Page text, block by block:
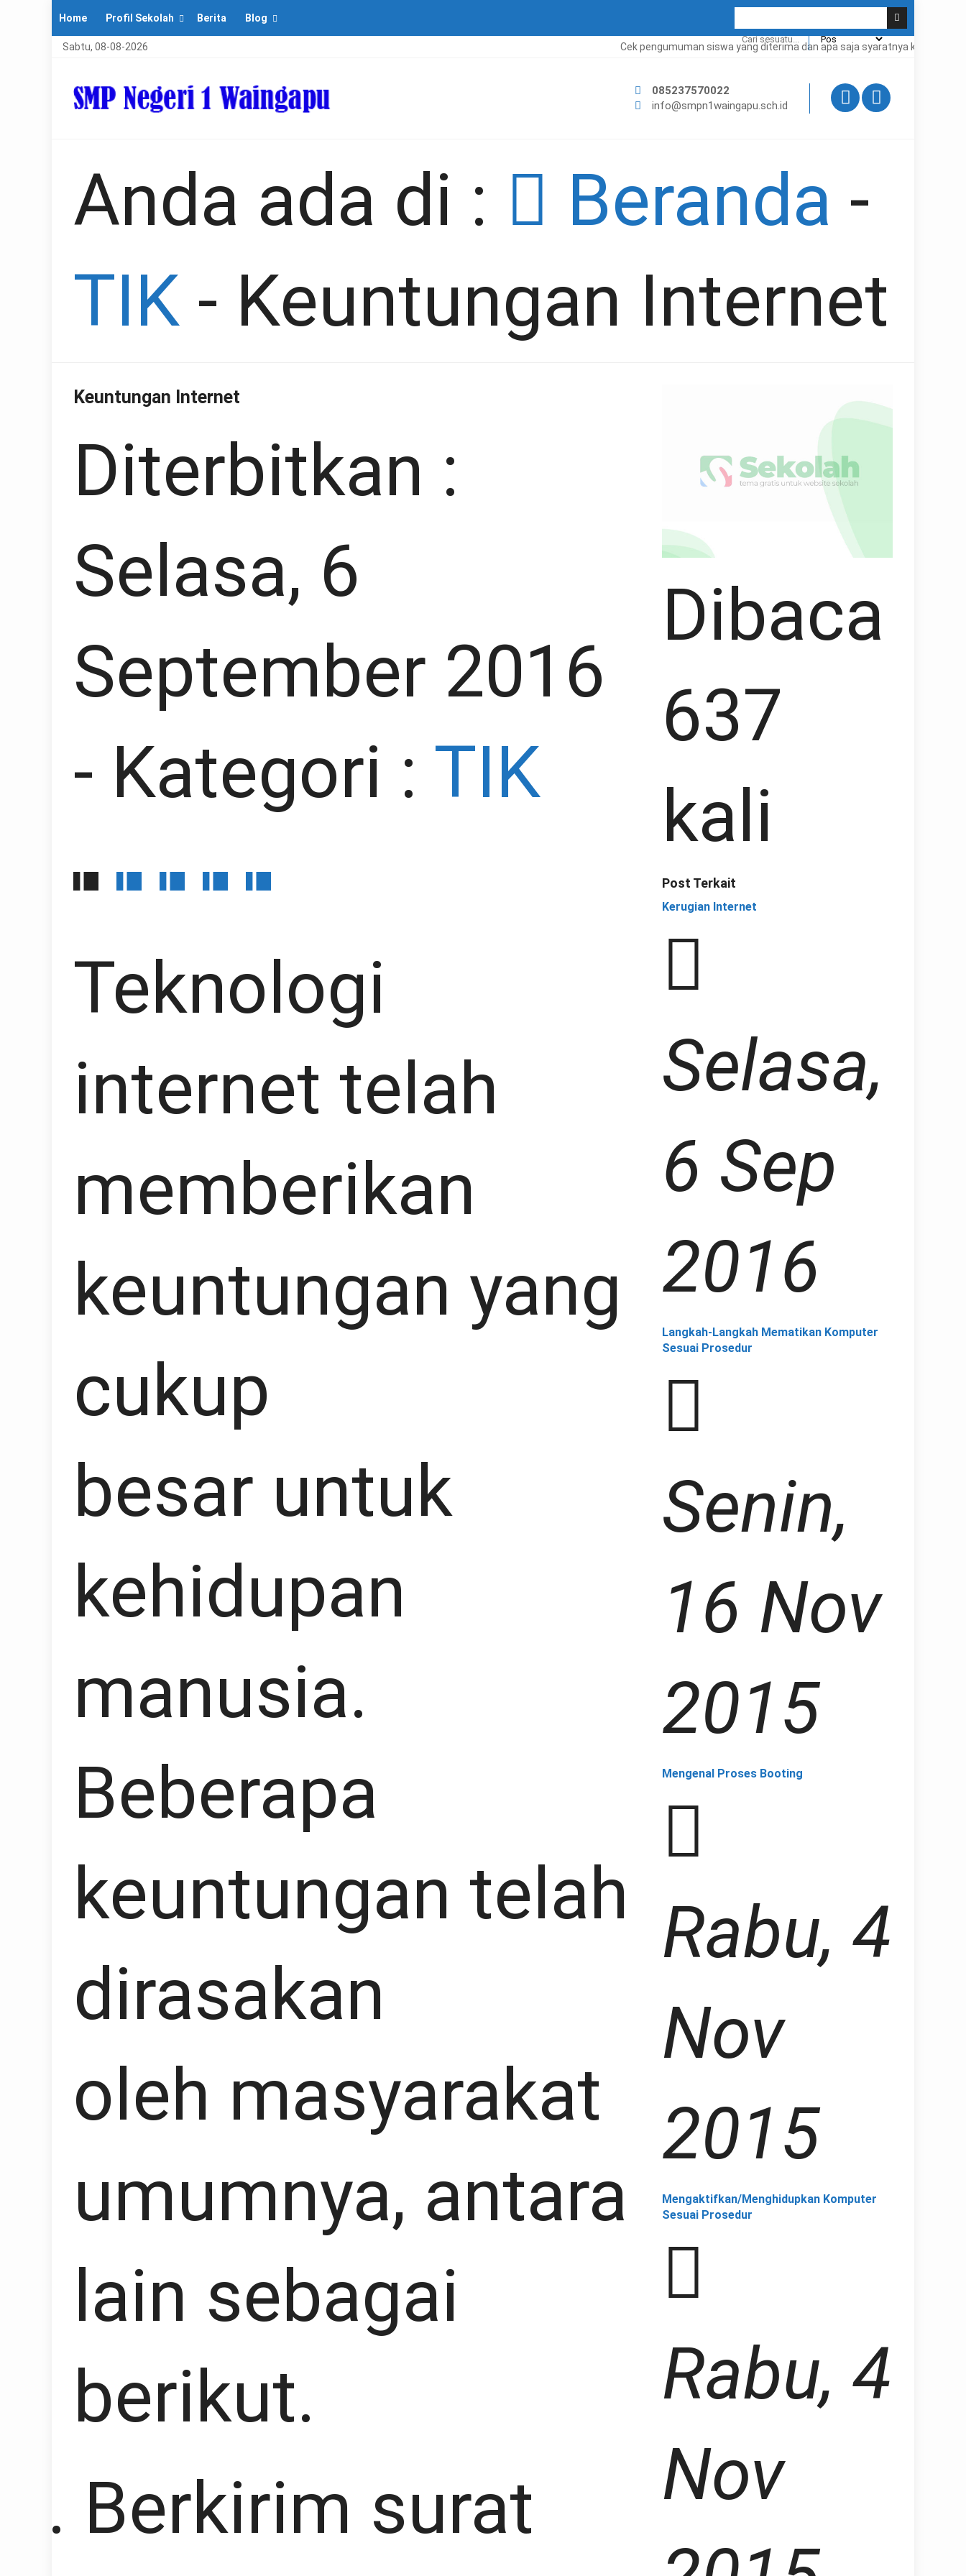
Home Profil Sekolah Berita Blog
Sabtu, 08-08-2026 Cek pengumuman siswa yang diterima dan apa saja syaratnya klikDI SINI
085237570022
info@smpn1waingapu.sch.id
Anda ada di : Beranda -
TIK - Keuntungan Internet
Keuntungan Internet
Diterbitkan :
Selasa, 6
September 2016
- Kategori : TIK
Teknologi
internet telah
memberikan
keuntungan yang
cukup
besar untuk
kehidupan
manusia.
Beberapa
keuntungan telah
dirasakan
oleh masyarakat
umumnya, antara
lain sebagai
berikut.
Berkirim surat
Dibaca
637
kali
Post Terkait
Kerugian Internet
Selasa,
6 Sep
2016
Langkah-Langkah Mematikan Komputer
Sesuai Prosedur
Senin,
16 Nov
2015
Mengenal Proses Booting
Rabu, 4
Nov
2015
Mengaktifkan/Menghidupkan Komputer
Sesuai Prosedur
Rabu, 4
Nov